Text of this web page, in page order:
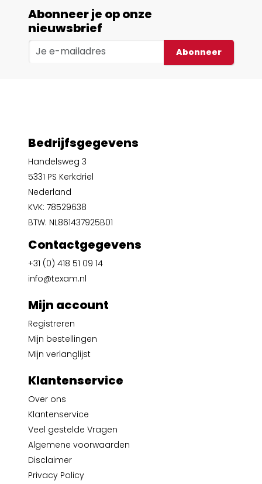
Abonneer je op onze
nieuwsbrief
Abonneer
Bedrijfsgegevens
Handelsweg 3
5331 PS Kerkdriel
Nederland
KVK: 78529638
BTW: NL861437925B01
Contactgegevens
+31 (0) 418 51 09 14
info@texam.nl
Mijn account
Registreren
Mijn bestellingen
Mijn verlanglijst
Klantenservice
Over ons
Klantenservice
Veel gestelde Vragen
Algemene voorwaarden
Disclaimer
Privacy Policy